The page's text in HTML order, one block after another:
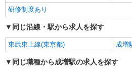
研修制度あり
同じ沿線・駅から求人を探す
東武東上線(東京都) 成増
同じ職種から成増駅の求人を探す